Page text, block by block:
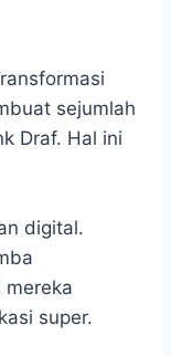
sejumlah
Draf. Hal ini
digital.
mereka
super.